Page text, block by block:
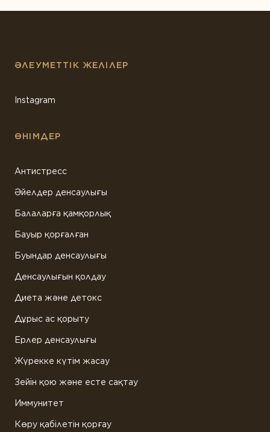
ӘЛЕУМЕТТІК ЖЕЛІЛЕР
Instagram
ӨНІМДЕР
Антистресс
Әйелдер денсаулығы
Балаларға қамқорлық
Бауыр қорғалған
Буындар денсаулығы
Денсаулығын қолдау
Диета және детокс
Дұрыс ас қорыту
Ерлер денсаулығы
Жүрекке күтім жасау
Зейін қою және есте сақтау
Иммунитет
Көру қабілетін қорғау